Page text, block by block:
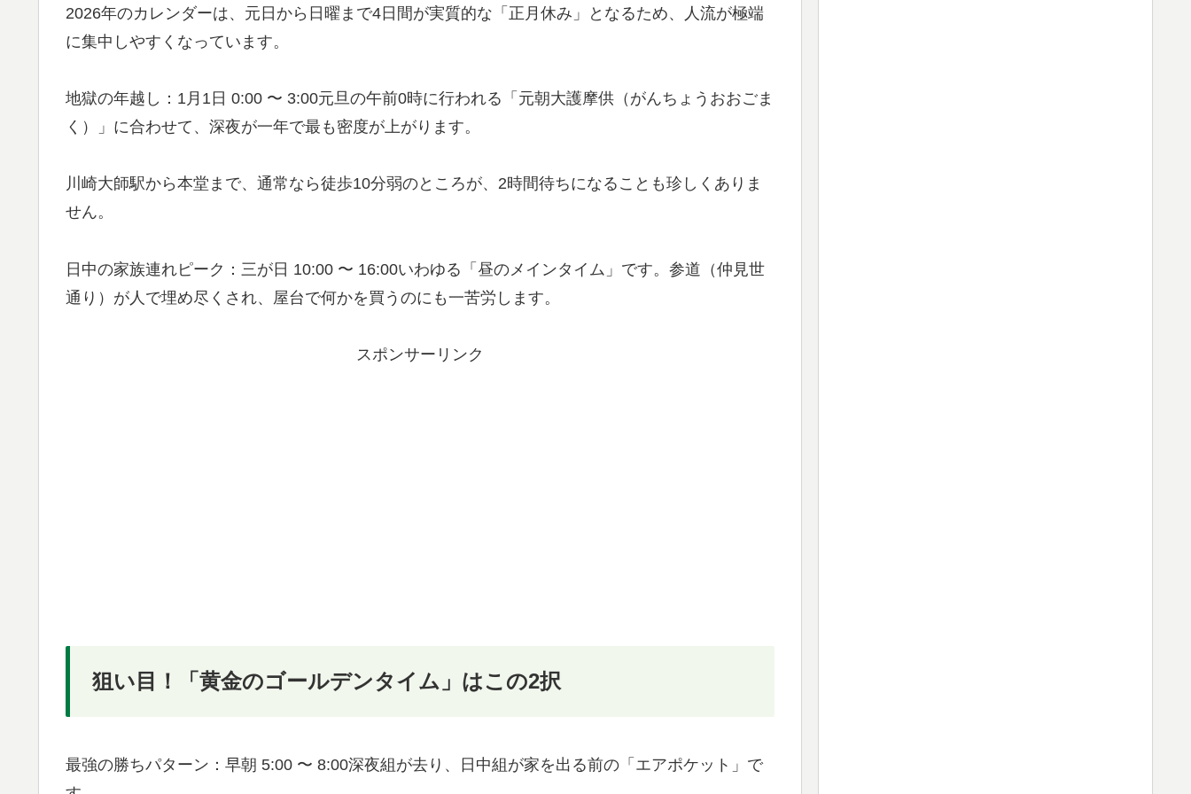
2026年のカレンダーは、元日から日曜まで4日間が実質的な「正月休み」となるため、人流が極端
に集中しやすくなっています。
地獄の年越し：1月1日 0:00 〜 3:00元旦の午前0時に行われる「元朝大護摩供（がんちょうおおごま
く）」に合わせて、深夜が一年で最も密度が上がります。
川崎大師駅から本堂まで、通常なら徒歩10分弱のところが、2時間待ちになることも珍しくありま
せん。
日中の家族連れピーク：三が日 10:00 〜 16:00いわゆる「昼のメインタイム」です。参道（仲見世
通り）が人で埋め尽くされ、屋台で何かを買うのにも一苦労します。
スポンサーリンク
狙い目！「黄金のゴールデンタイム」はこの2択
最強の勝ちパターン：早朝 5:00 〜 8:00深夜組が去り、日中組が家を出る前の「エアポケット」で